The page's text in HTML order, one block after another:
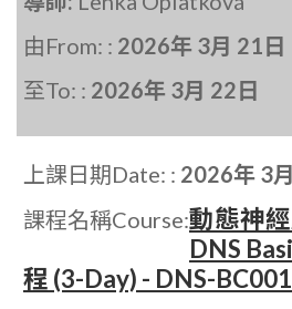
由From: : 2026年 3月 21日
至To: : 2026年 3月 22日
上課日期Date: : 2026年 3
課程名稱Course:動態神
DNS
程 (3-Day) - DNS-